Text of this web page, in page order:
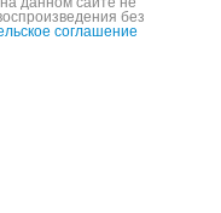
без
соглашение